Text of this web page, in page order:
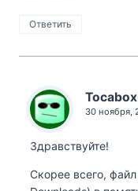
Ответить
Tocabox
30 ноября,
Здравствуйте!
Скорее всего,